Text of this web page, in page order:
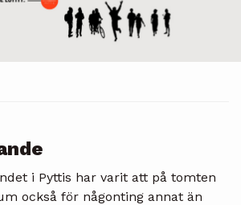
i Pyttis har varit att på tomten
också för någonting annat än